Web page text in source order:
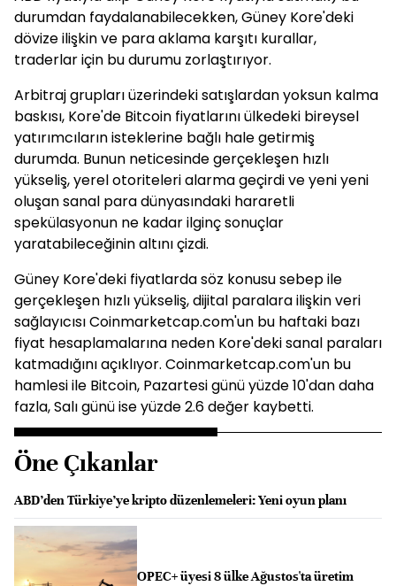
durumdan faydalanabilecekken, Güney Kore'deki
dövize ilişkin ve para aklama karşıtı kurallar,
traderlar için bu durumu zorlaştırıyor.
Arbitraj grupları üzerindeki satışlardan yoksun kalma
baskısı, Kore'de Bitcoin fiyatlarını ülkedeki bireysel
yatırımcıların isteklerine bağlı hale getirmiş
durumda. Bunun neticesinde gerçekleşen hızlı
yükseliş, yerel otoriteleri alarma geçirdi ve yeni yeni
oluşan sanal para dünyasındaki hararetli
spekülasyonun ne kadar ilginç sonuçlar
yaratabileceğinin altını çizdi.
Güney Kore'deki fiyatlarda söz konusu sebep ile
gerçekleşen hızlı yükseliş, dijital paralara ilişkin veri
sağlayıcısı Coinmarketcap.com'un bu haftaki bazı
fiyat hesaplamalarına neden Kore'deki sanal paraları
katmadığını açıklıyor. Coinmarketcap.com'un bu
hamlesi ile Bitcoin, Pazartesi günü yüzde 10'dan daha
fazla, Salı günü ise yüzde 2.6 değer kaybetti.
Öne Çıkanlar
ABD’den Türkiye’ye kripto düzenlemeleri: Yeni oyun planı
OPEC+ üyesi 8 ülke Ağustos'ta üretim